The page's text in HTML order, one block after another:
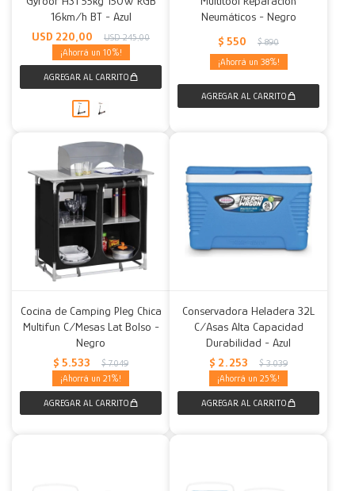
16km/h BT - Azul
USD 220,00 USD 245,00
10
Neumáticos - Negro
$ 550 $ 890
38
Cocina de Camping Pleg Chica
Multifun C/Mesas Lat Bolso -
Negro
$ 5.533 $ 7.049
21
Conservadora Heladera 32L
C/Asas Alta Capacidad
Durabilidad - Azul
$ 2.253 $ 3.039
25
Mesas
Calefactores
Acolchados y Frazadas
Fundas
Decoración
Accesorios para el hogar
Herramientas
Accesorios
Muebles Infantiles